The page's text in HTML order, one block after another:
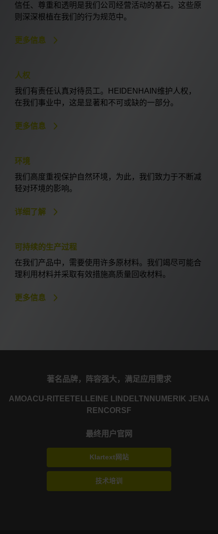
信任、尊重和透明是我们公司经营活动的基石。这些原
则深深根植在我们的行为规范中。
更多信息
人权
我们有责任认真对待员工。HEIDENHAIN维护人权，
在我们事业中，这是显著和不可或缺的一部分。
更多信息
环境
我们高度重视保护自然环境，为此，我们致力于不断减
轻对环境的影响。
详细了解
可持续的生产过程
在我们产品中，需要使用许多原材料。我们竭尽可能合
理利用材料并采取有效措施高质量回收材料。
更多信息
著名品牌，阵容强大，满足应用需求
AMOACU-RITE ETEL LEINE LINDE LTN NUMERIK JENA
RENCORSF
最终用户官网
Klartext网站
技术培训